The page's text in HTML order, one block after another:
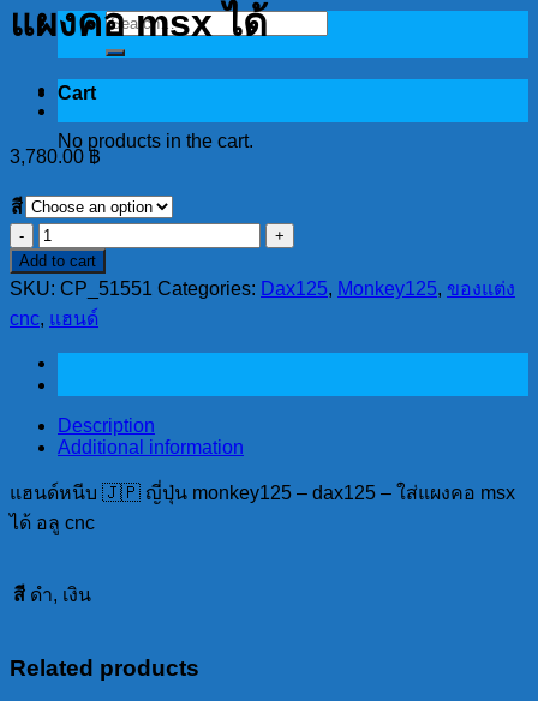
Search
for:
Cart
No products in the cart.
แผงคอ msx ได้
3,780.00 ฿
สี
แฮนด์
หนีบ
🇯🇵
ญี่ปุ่น
-
dax125
ใส่
msx
ได้
quantity
Add to cart
SKU: CP_51551 Categories: Dax125, Monkey125, ของแต่ง
cnc, แฮนด์
Description
Additional information
แฮนด์หนีบ 🇯🇵 ญี่ปุ่น monkey125 – dax125 – ใส่แผงคอ msx
ได้ อลู cnc
สี ดำ, เงิน
Related products